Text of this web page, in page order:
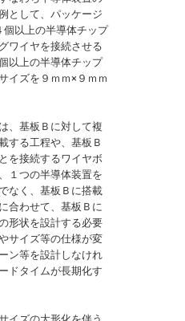
として、パッケージ
以上の半導体チップ
ワイヤを接続させる
以上の半導体チップ
イズを９ｍｍ×９ｍｍ
、基板Ｂに対して複
する工程や、基板Ｂ
を接続するワイヤボ
１つの半導体装置を
なく、基板Ｂに搭載
合わせて、基板Ｂに
形状を設計する必要
サイズ等の仕様が変
ン等を設計しなけれ
ドタイムが長期化す